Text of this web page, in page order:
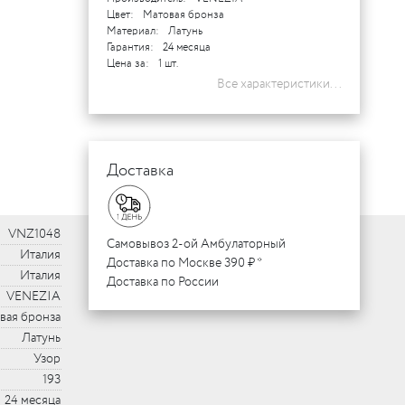
Цвет:
Матовая бронза
Материал:
Латунь
Гарантия:
24 месяца
Цена за:
1 шт.
Все характеристики...
Доставка
Самовывоз 2-ой Амбулаторный
Доставка по Москве 390 ₽ *
Доставка по России
VNZ1048
Италия
Италия
VENEZIA
бронза
Латунь
Узор
193
24 месяца